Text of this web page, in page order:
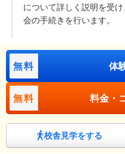
について詳しく説明を受
会の手続きを行います。
無料 体
無料 料金・
校舎見学をする